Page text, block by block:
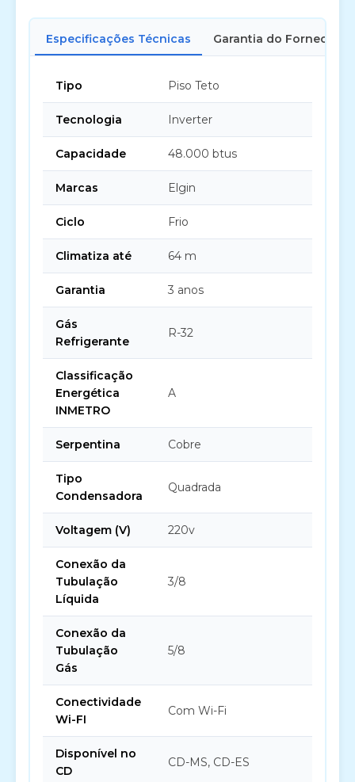
Especificações Técnicas Garantia do Fornecedor
Tipo Piso Teto
Tecnologia Inverter
Capacidade 48.000 btus
Marcas Elgin
Ciclo Frio
Climatiza até 64 m
Garantia 3 anos
Gás
Refrigerante
R-32
Classificação
Energética
INMETRO
A
Serpentina Cobre
Tipo
Condensadora
Quadrada
Voltagem (V) 220v
Conexão da
Tubulação
Líquida
3/8
Conexão da
Tubulação
Gás
5/8
Conectividade
Wi-FI
Com Wi-Fi
Disponível no
CD
CD-MS, CD-ES